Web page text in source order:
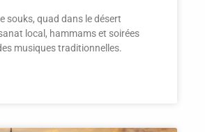
souks, quad dans le désert
local, hammams et soirées
musiques traditionnelles.